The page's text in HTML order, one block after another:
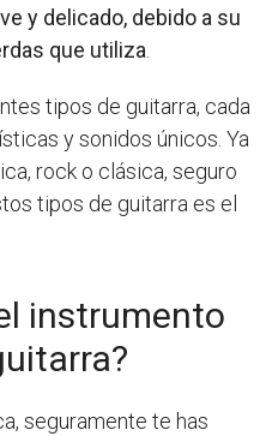
y delicado, debido a su
que utiliza
tipos de guitarra, cada
y sonidos únicos. Ya
rock o clásica, seguro
tipos de guitarra es el
instrumento
seguramente te has